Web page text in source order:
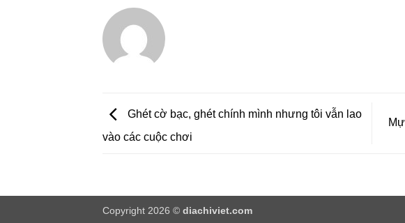
Ghét cờ bạc, ghét chính mình nhưng tôi vẫn lao
vào các cuộc chơi
Copyright 2026 © diachiviet.com